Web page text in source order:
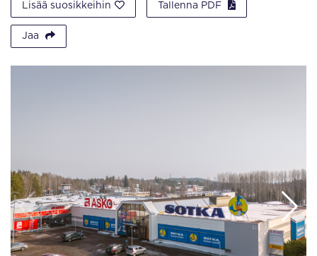
Lisää suosikkeihin Tallenna PDF
Jaa